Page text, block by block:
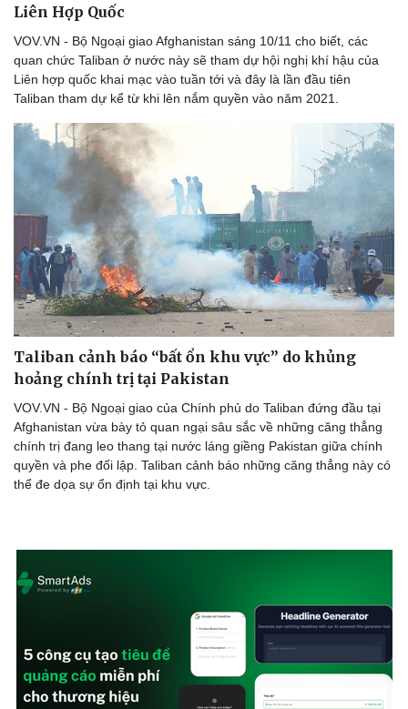
Thể thao
Bóng đá
Lịch thi đấu bóng đá
Thế giới thể thao
Ô tô - Xe máy
Ô tô
Xe máy
Liên Hợp Quốc
VOV.VN - Bộ Ngoại giao Afghanistan sáng 10/11 cho biết, các
quan chức Taliban ở nước này sẽ tham dự hội nghị khí hậu của
Liên hợp quốc khai mạc vào tuần tới và đây là lần đầu tiên
Taliban tham dự kể từ khi lên nắm quyền vào năm 2021.
Taliban cảnh báo “bất ổn khu vực” do khủng
hoảng chính trị tại Pakistan
VOV.VN - Bộ Ngoại giao của Chính phủ do Taliban đứng đầu tại
Afghanistan vừa bày tỏ quan ngại sâu sắc về những căng thẳng
chính trị đang leo thang tại nước láng giềng Pakistan giữa chính
quyền và phe đối lập. Taliban cảnh báo những căng thẳng này có
thể đe dọa sự ổn định tại khu vực.